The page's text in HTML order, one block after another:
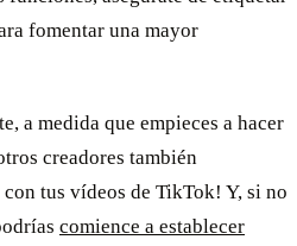
fomentar una mayor
a medida que empieces a hacer
creadores también
tus vídeos de TikTok! Y, si no
comience a establecer